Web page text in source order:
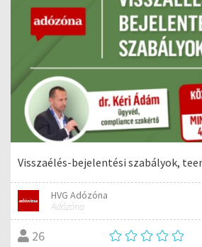
Visszaélés-bejelentési szabályok,
HVG Adózóna
Adózóna
26